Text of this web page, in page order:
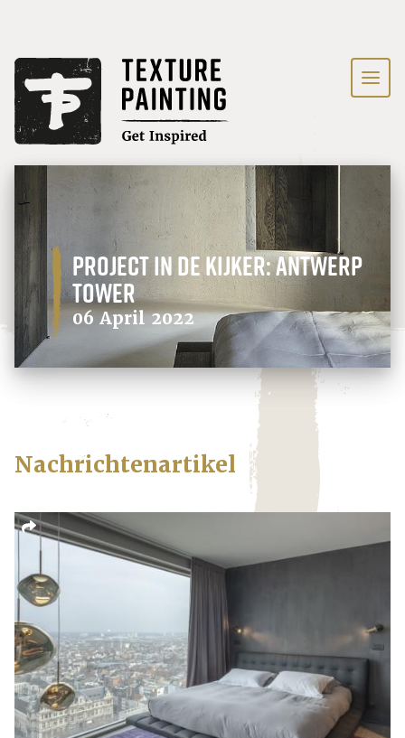
Project in de kijker: Antwerp
Tower
06 April 2022
Nachrichtenartikel